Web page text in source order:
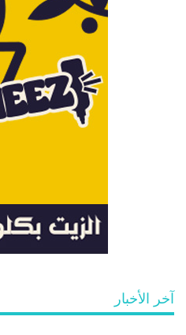
آخر الأخبار